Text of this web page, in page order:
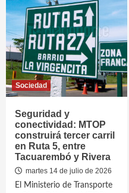
Sociedad
Seguridad y
conectividad: MTOP
construirá tercer carril
en Ruta 5, entre
Tacuarembó y Rivera
martes 14 de julio de 2026
El Ministerio de Transporte